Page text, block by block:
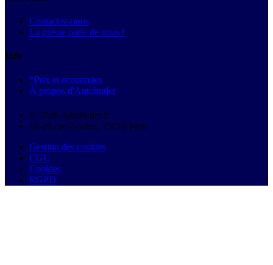
Contactez-nous
La presse parle de nous !
Info
*Prix et économies
À propos d'Autobutler
© 2026 Autobutler.fr
18-26 rue Goubet, 75019 Paris
Gestion des cookies
CGU
Cookies
RGPD